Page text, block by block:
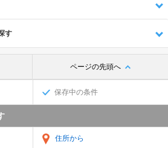
す
ページの先頭へ
保存中の条件
住所から